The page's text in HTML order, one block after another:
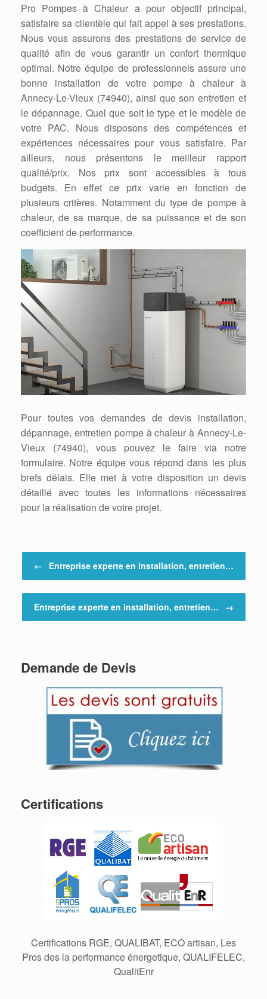
Pro Pompes à Chaleur a pour objectif principal,
satisfaire sa clientèle qui fait appel à ses prestations.
Nous vous assurons des prestations de service de
qualité afin de vous garantir un confort thermique
optimal. Notre équipe de professionnels assure une
bonne installation de votre pompe à chaleur à
Annecy-Le-Vieux (74940), ainsi que son entretien et
le dépannage. Quel que soit le type et le modèle de
votre PAC. Nous disposons des compétences et
expériences nécessaires pour vous satisfaire. Par
ailleurs, nous présentons le meilleur rapport
qualité/prix. Nos prix sont accessibles à tous
budgets. En effet ce prix varie en fonction de
plusieurs critères. Notamment du type de pompe à
chaleur, de sa marque, de sa puissance et de son
coefficient de performance.
Pour toutes vos demandes de devis installation,
dépannage, entretien pompe à chaleur à Annecy-Le-
Vieux (74940), vous pouvez le faire via notre
formulaire. Notre équipe vous répond dans les plus
brefs délais. Elle met à votre disposition un devis
détaillé avec toutes les informations nécessaires
pour la réalisation de votre projet.
← Entreprise experte en installation, entretien…
Entreprise experte en installation, entretien… →
Demande de Devis
Certifications
Certifications RGE, QUALIBAT, ECO artisan, Les
Pros des la performance énergetique, QUALIFELEC,
QualitEnr